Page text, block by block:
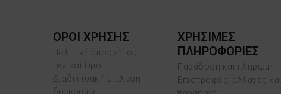
ΟΡΟΙ ΧΡΗΣΗΣ
Πολιτική απορρήτου
Γενικοί Όροι
Διαδικτυακή επίλυση
διαφορών
ΧΡΗΣΙΜΕΣ
ΠΛΗΡΟΦΟΡΙΕΣ
Παράδοση και πληρωμή
Επιστροφές, αλλαγές και